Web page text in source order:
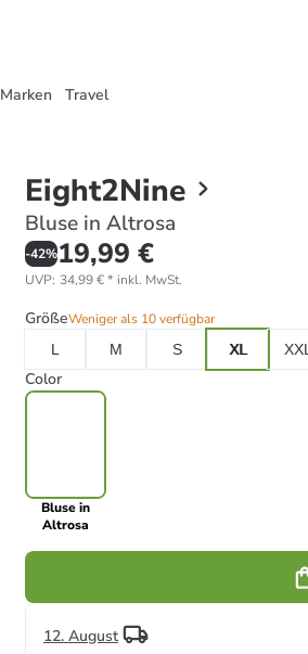
Marken Travel
Eight2Nine
Bluse in Altrosa
-42%19,99 €
UVP: 34,99 €* inkl. MwSt.
GrößeWeniger als 10 verfügbar
L
M S XL XXL
Color
Bluse in
Altrosa
12. August